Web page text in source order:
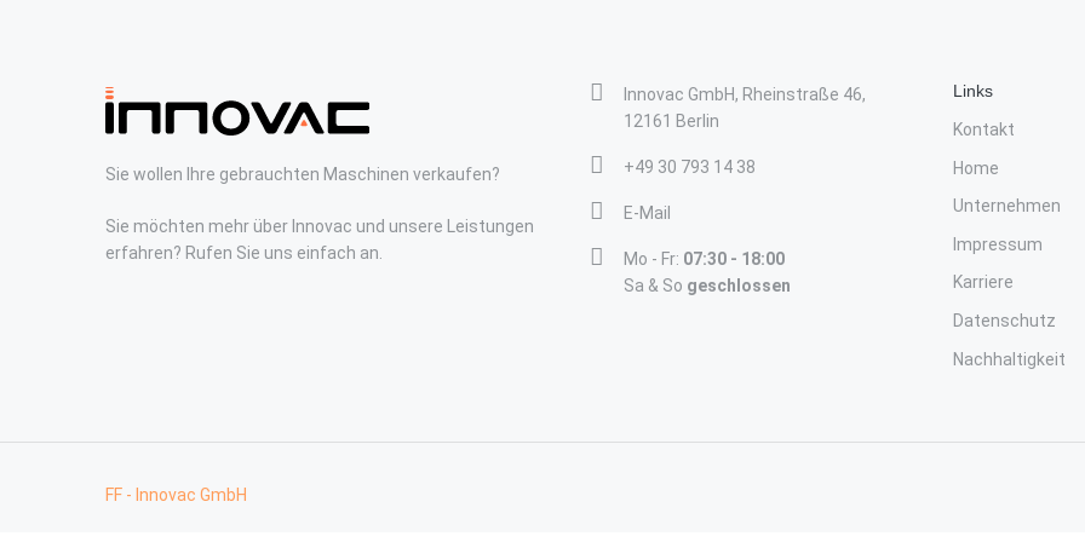
Sie wollen Ihre gebrauchten Maschinen verkaufen?
Sie möchten mehr über Innovac und unsere Leistungen
erfahren? Rufen Sie uns einfach an.
Innovac GmbH, Rheinstraße 46,
12161 Berlin
+49 30 793 14 38
E-Mail
Mo - Fr: 07:30 - 18:00
Sa & So geschlossen
Links
Kontakt
Home
Unternehmen
Impressum
Karriere
Datenschutz
Nachhaltigkeit
FF - Innovac GmbH